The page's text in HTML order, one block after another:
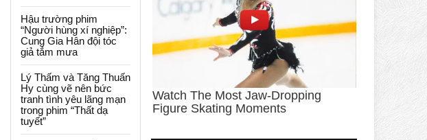
Hậu trường phim
“Người hùng xí nghiệp”:
Cung Gia Hân đội tóc
giả tắm mưa
Lý Thấm và Tăng Thuấn
Hy cùng vẽ nên bức
tranh tình yêu lãng mạn
trong phim “Thất dạ
tuyết”